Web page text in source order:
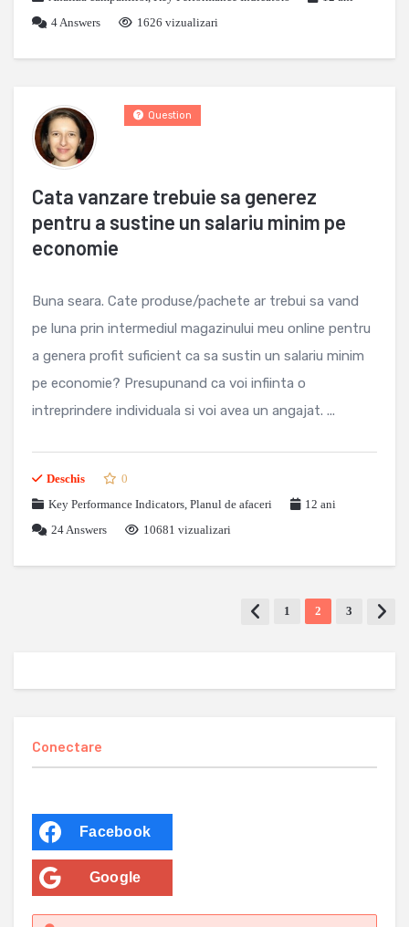
4Answers 1626 vizualizari
Cata vanzare trebuie sa generez
pentru a sustine un salariu minim pe
economie
Question
Buna seara. Cate produse/pachete ar trebui sa vand
pe luna prin intermediul magazinului meu online pentru
a genera profit suficient ca sa sustin un salariu minim
pe economie? Presupunand ca voi infiinta o
intreprindere individuala si voi avea un angajat. ...
Deschis
0
Key Performance Indicators, Planul de afaceri
12 ani
24Answers 10681 vizualizari
1 2 3
Conectare
Facebook
Google